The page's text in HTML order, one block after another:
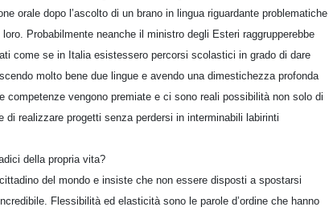
orale dopo l’ascolto di un brano in lingua riguardante problematiche
Probabilmente neanche il ministro degli Esteri raggrupperebbe
come se in Italia esistessero percorsi scolastici in grado di dare
molto bene due lingue e avendo una dimestichezza profonda
competenze vengono premiate e ci sono reali possibilità non solo di
realizzare progetti senza perdersi in interminabili labirinti
della propria vita?
del mondo e insiste che non essere disposti a spostarsi
Flessibilità ed elasticità sono le parole d’ordine che hanno